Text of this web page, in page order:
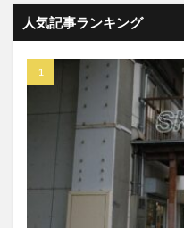
人気記事ランキング